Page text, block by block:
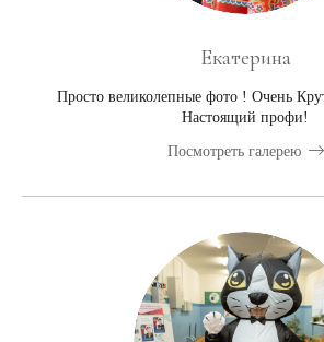
Екатерина
Просто великолепные фото ! Очень
Настоящий профи!
Посмотреть галерею